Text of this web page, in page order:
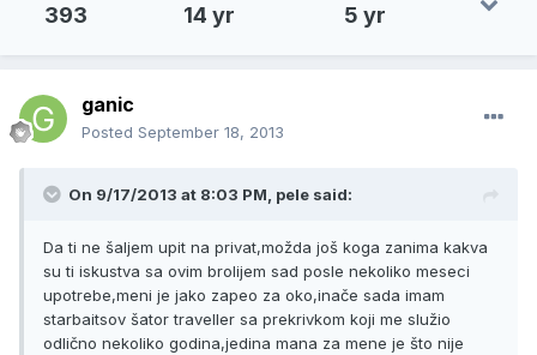
393 14 yr 5 yr
ganic
Posted September 18, 2013
On 9/17/2013 at 8:03 PM, pele said:
Da ti ne šaljem upit na privat,možda još koga zanima kakva
su ti iskustva sa ovim brolijem sad posle nekoliko meseci
upotrebe,meni je jako zapeo za oko,inače sada imam
starbaitsov šator traveller sa prekrivkom koji me služio
odlično nekoliko godina,jedina mana za mene je što nije